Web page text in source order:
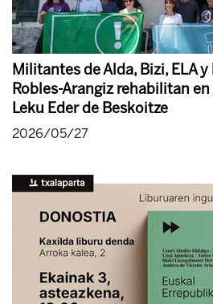
Militantes de Alda, Bizi, ELA
Robles-Arangiz rehabilitan
Leku Eder de Beskoitze
2026/05/27